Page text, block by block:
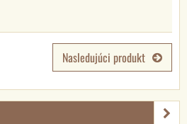
Nasledujúci produkt